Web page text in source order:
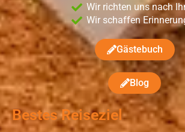
Wir richten uns nach
Wir schaffen
Gästebuch
Blog
Bestes Reiseziel